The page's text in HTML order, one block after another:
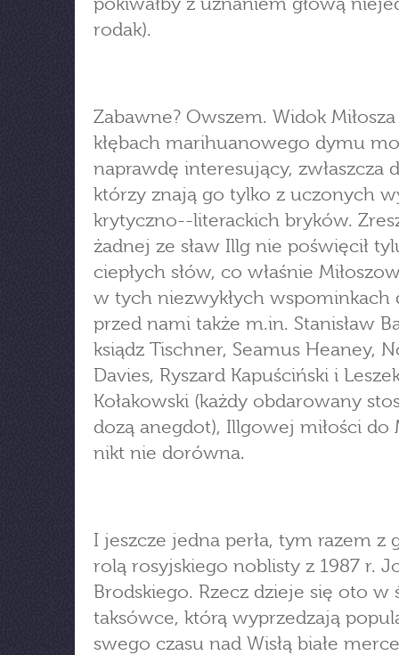
rodak).
Zabawne? Owszem. Widok
kłębach marihuanowego dymu
naprawdę interesujący, zwłaszcza
którzy znają go tylko z uczonych
krytyczno--literackich bryków.
żadnej ze sław Illg nie poświęcił
ciepłych słów, co właśnie
w tych niezwykłych wspominkach
przed nami także m.in. Stanisław
ksiądz Tischner, Seamus Heaney,
Davies, Ryszard Kapuściński i
Kołakowski (każdy obdarowany
dozą anegdot), Illgowej miłości do
nikt nie dorówna.
I jeszcze jedna perła, tym razem z
rolą rosyjskiego noblisty z 1987 r.
Brodskiego. Rzecz dzieje się oto w
taksówce, którą wyprzedzają
swego czasu nad Wisłą białe